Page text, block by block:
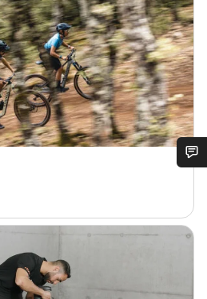
client vous attendent pour
Démarrer le Chat